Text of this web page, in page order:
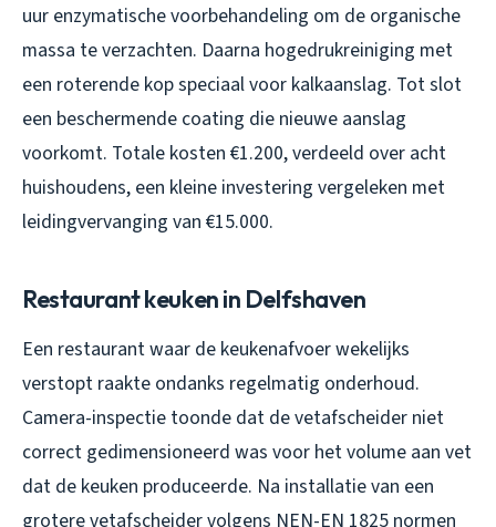
uur enzymatische voorbehandeling om de organische
massa te verzachten. Daarna hogedrukreiniging met
een roterende kop speciaal voor kalkaanslag. Tot slot
een beschermende coating die nieuwe aanslag
voorkomt. Totale kosten €1.200, verdeeld over acht
huishoudens, een kleine investering vergeleken met
leidingvervanging van €15.000.
Restaurant keuken in Delfshaven
Een restaurant waar de keukenafvoer wekelijks
verstopt raakte ondanks regelmatig onderhoud.
Camera-inspectie toonde dat de vetafscheider niet
correct gedimensioneerd was voor het volume aan vet
dat de keuken produceerde. Na installatie van een
grotere vetafscheider volgens NEN-EN 1825 normen